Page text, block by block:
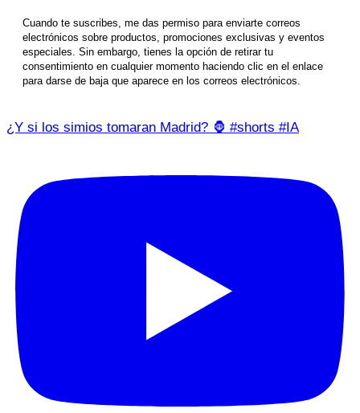
Cuando te suscribes, me das permiso para enviarte correos
electrónicos sobre productos, promociones exclusivas y eventos
especiales. Sin embargo, tienes la opción de retirar tu
consentimiento en cualquier momento haciendo clic en el enlace
para darse de baja que aparece en los correos electrónicos.
¿Y si los simios tomaran Madrid? 🦍 #shorts #IA